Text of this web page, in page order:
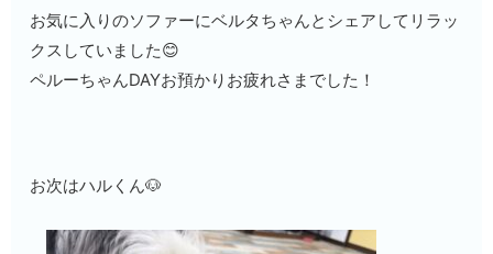
お気に入りのソファーにベルタちゃんとシェアしてリラッ
クスしていました😊
ペルーちゃんDAYお預かりお疲れさまでした！
お次はハルくん🐶